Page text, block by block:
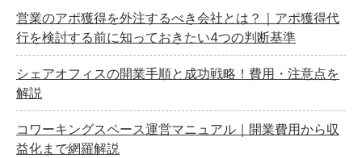
営業のアポ獲得を外注するべき会社とは？｜アポ獲得代
行を検討する前に知っておきたい4つの判断基準
シェアオフィスの開業手順と成功戦略！費用・注意点を
解説
コワーキングスペース運営マニュアル｜開業費用から収
益化まで網羅解説